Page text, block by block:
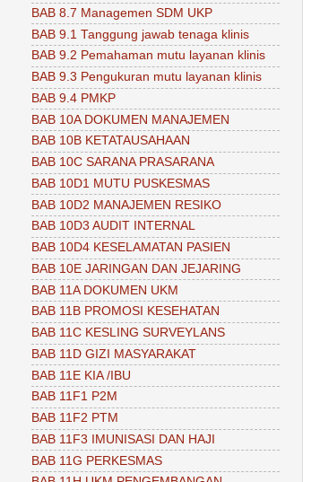
BAB 8.7 Managemen SDM UKP
BAB 9.1 Tanggung jawab tenaga klinis
BAB 9.2 Pemahaman mutu layanan klinis
BAB 9.3 Pengukuran mutu layanan klinis
BAB 9.4 PMKP
BAB 10A DOKUMEN MANAJEMEN
BAB 10B KETATAUSAHAAN
BAB 10C SARANA PRASARANA
BAB 10D1 MUTU PUSKESMAS
BAB 10D2 MANAJEMEN RESIKO
BAB 10D3 AUDIT INTERNAL
BAB 10D4 KESELAMATAN PASIEN
BAB 10E JARINGAN DAN JEJARING
BAB 11A DOKUMEN UKM
BAB 11B PROMOSI KESEHATAN
BAB 11C KESLING SURVEYLANS
BAB 11D GIZI MASYARAKAT
BAB 11E KIA /IBU
BAB 11F1 P2M
BAB 11F2 PTM
BAB 11F3 IMUNISASI DAN HAJI
BAB 11G PERKESMAS